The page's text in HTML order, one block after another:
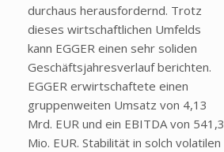
durchaus herausfordernd. Trotz
dieses wirtschaftlichen Umfelds
kann EGGER einen sehr soliden
Geschäftsjahresverlauf berichten.
EGGER erwirtschaftete einen
gruppenweiten Umsatz von 4,13
Mrd. EUR und ein EBITDA von 541,3
Mio. EUR. Stabilität in solch volatilen